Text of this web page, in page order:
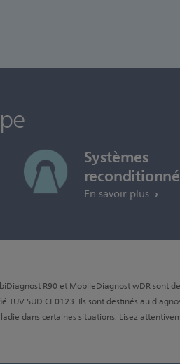
Systèmes
En savoir plus
R90 et MobileDiagnost wDR sont
SUD CE0123. Ils sont destinés au
dans certaines situations. Lisez